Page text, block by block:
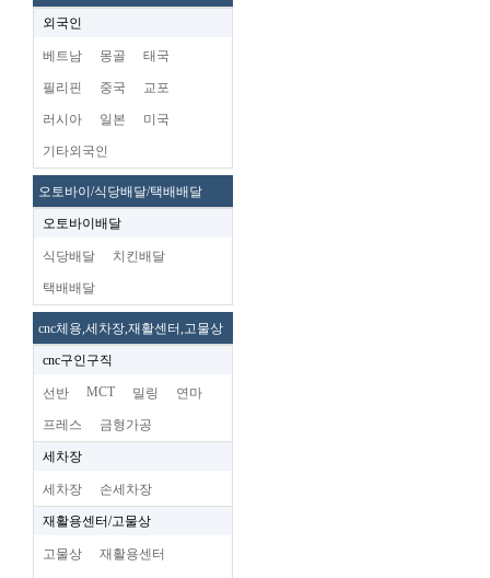
외국인
베트남 몽골 태국
필리핀 중국 교포
러시아 일본 미국
기타외국인
오토바이/식당배달/택배배달
오토바이배달
식당배달 치킨배달
택배배달
cnc체용,세차장,재활센터,고물상
cnc구인구직
선반 MCT 밀링 연마
프레스 금형가공
세차장
세차장 손세차장
재활용센터/고물상
고물상 재활용센터